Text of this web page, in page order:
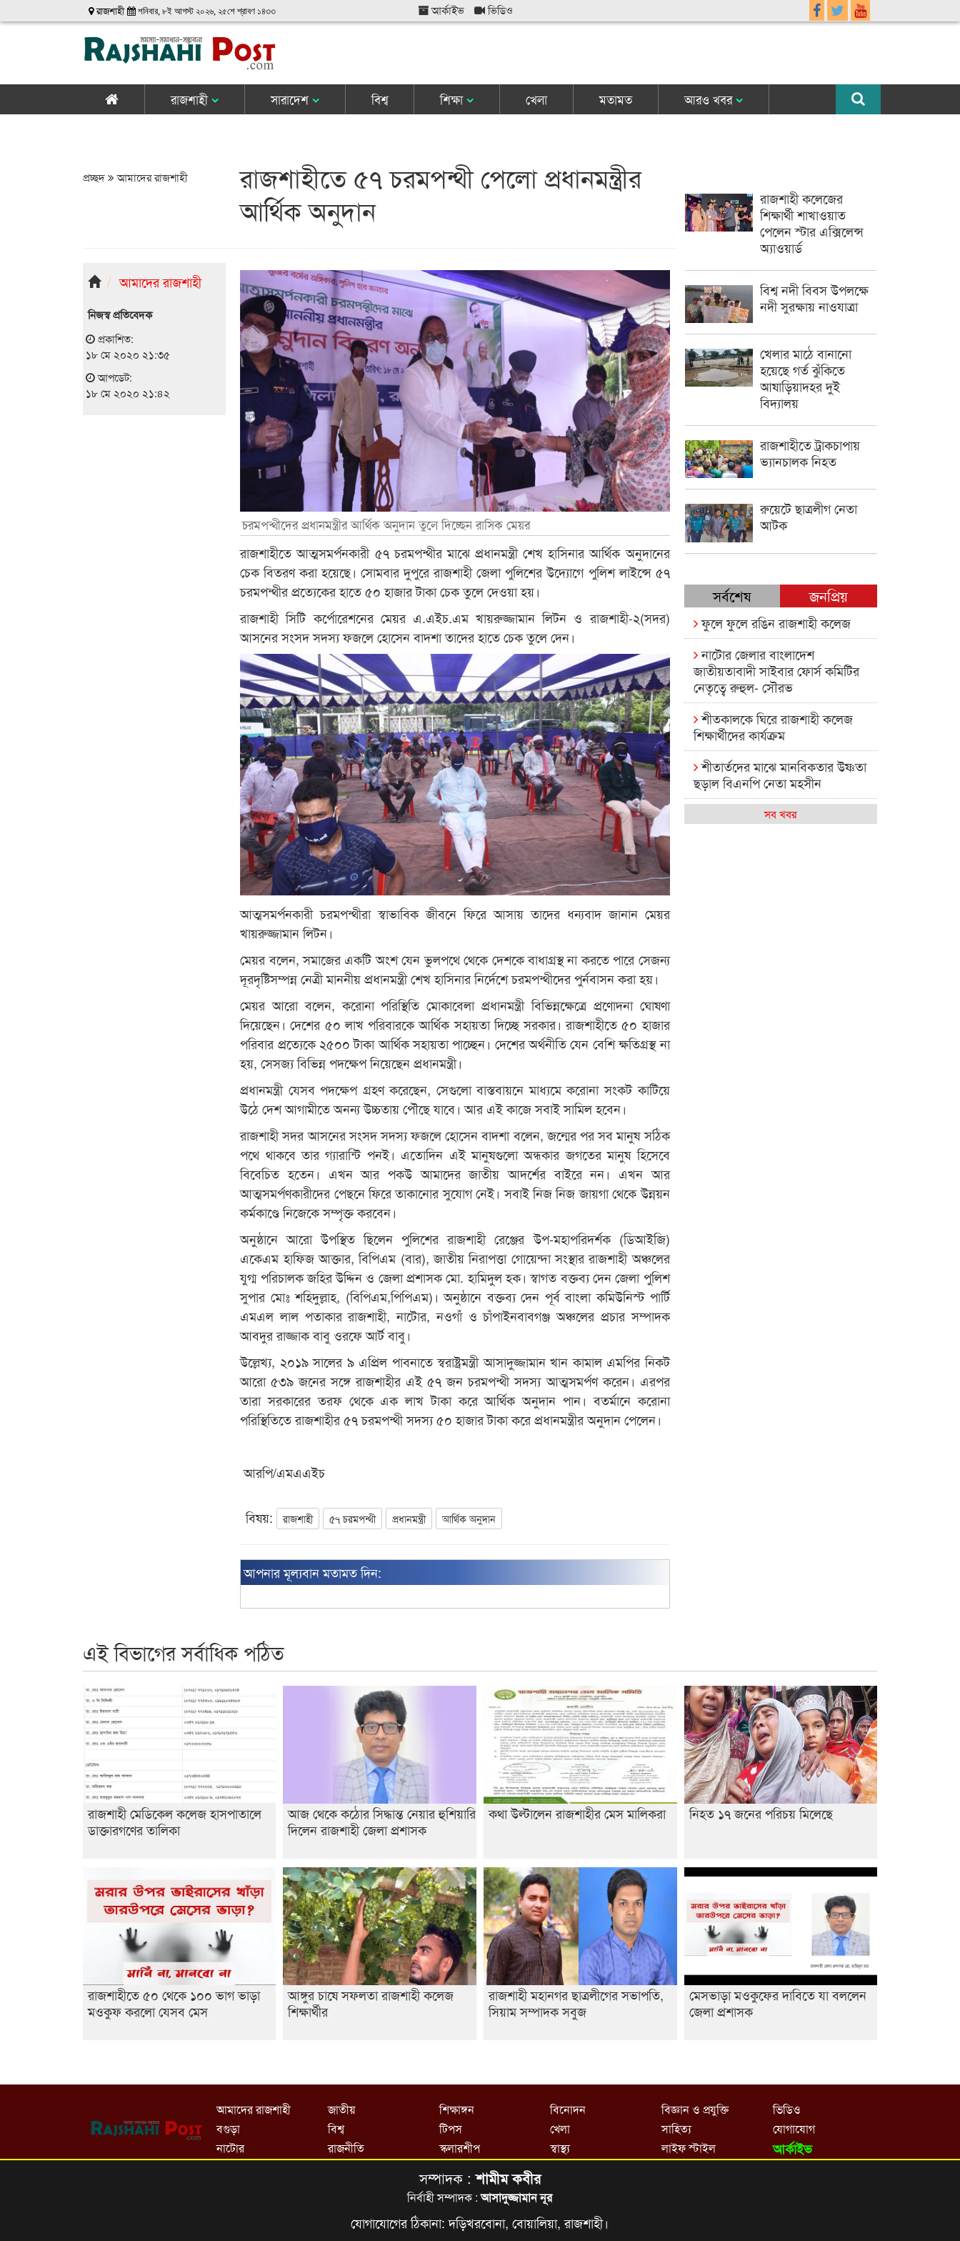
রাজশাহী শনিবার, ৮ই আগস্ট ২০২৬, ২৫শে শ্রাবণ ১৪৩৩ আর্কাইভ ভিডিও
রাজশাহী সারাদেশ বিশ্ব শিক্ষা খেলা মতামত আরও খবর
প্রচ্ছদ আমাদের রাজশাহী
রাজশাহীতে ৫৭ চরমপন্থী পেলো প্রধানমন্ত্রীর
আর্থিক অনুদান
আমাদের রাজশাহী
নিজস্ব প্রতিবেদক
প্রকাশিত:
১৮ মে ২০২০ ২১:৩৫
আপডেট:
১৮ মে ২০২০ ২১:৪২
চরমপন্থীদের প্রধানমন্ত্রীর আর্থিক অনুদান তুলে দিচ্ছেন রাসিক মেয়র
রাজশাহীতে আত্মসমর্পনকারী ৫৭ চরমপন্থীর মাঝে প্রধানমন্ত্রী শেখ হাসিনার আর্থিক অনুদানের
চেক বিতরণ করা হয়েছে। সোমবার দুপুরে রাজশাহী জেলা পুলিশের উদ্যোগে পুলিশ লাইন্সে ৫৭
চরমপন্থীর প্রত্যেকের হাতে ৫০ হাজার টাকা চেক তুলে দেওয়া হয়।
রাজশাহী সিটি কর্পোরেশনের মেয়র এ.এইচ.এম খায়রুজ্জামান লিটন ও রাজশাহী-২(সদর)
আসনের সংসদ সদস্য ফজলে হোসেন বাদশা তাদের হাতে চেক তুলে দেন।
আত্মসমর্পনকারী চরমপন্থীরা স্বাভাবিক জীবনে ফিরে আসায় তাদের ধন্যবাদ জানান মেয়র
খায়রুজ্জামান লিটন।
মেয়র বলেন, সমাজের একটি অংশ যেন ভুলপথে থেকে দেশকে বাধাগ্রস্থ না করতে পারে সেজন্য
দূরদৃষ্টিসম্পন্ন নেত্রী মাননীয় প্রধানমন্ত্রী শেখ হাসিনার নির্দেশে চরমপন্থীদের পুর্নবাসন করা হয়।
মেয়র আরো বলেন, করোনা পরিস্থিতি মোকাবেলা প্রধানমন্ত্রী বিভিন্নক্ষেত্রে প্রণোদনা ঘোষণা
দিয়েছেন। দেশের ৫০ লাখ পরিবারকে আর্থিক সহায়তা দিচ্ছে সরকার। রাজশাহীতে ৫০ হাজার
পরিবার প্রত্যেকে ২৫০০ টাকা আর্থিক সহায়তা পাচ্ছেন। দেশের অর্থনীতি যেন বেশি ক্ষতিগ্রস্থ না
হয়, সেসজ্য বিভিন্ন পদক্ষেপ নিয়েছেন প্রধানমন্ত্রী।
প্রধানমন্ত্রী যেসব পদক্ষেপ গ্রহণ করেছেন, সেগুলো বাস্তবায়নে মাধ্যমে করোনা সংকট কাটিয়ে
উঠে দেশ আগামীতে অনন্য উচ্চতায় পৌছে যাবে। আর এই কাজে সবাই সামিল হবেন।
রাজশাহী সদর আসনের সংসদ সদস্য ফজলে হোসেন বাদশা বলেন, জন্মের পর সব মানুষ সঠিক
পথে থাকবে তার গ্যারান্টি পনই। এতোদিন এই মানুষগুলো অন্ধকার জগতের মানুষ হিসেবে
বিবেচিত হতেন। এখন আর পকউ আমাদের জাতীয় আদর্শের বাইরে নন। এখন আর
আত্মসমর্পণকারীদের পেছনে ফিরে তাকানোর সুযোগ নেই। সবাই নিজ নিজ জায়গা থেকে উন্নয়ন
কর্মকাণ্ডে নিজেকে সম্পৃক্ত করবেন।
অনুষ্ঠানে আরো উপস্থিত ছিলেন পুলিশের রাজশাহী রেঞ্জের উপ-মহাপরিদর্শক (ডিআইজি)
একেএম হাফিজ আক্তার, বিপিএম (বার), জাতীয় নিরাপত্তা গোয়েন্দা সংস্থার রাজশাহী অঞ্চলের
যুগ্ম পরিচালক জহির উদ্দিন ও জেলা প্রশাসক মো. হামিদুল হক। স্বাগত বক্তব্য দেন জেলা পুলিশ
সুপার মোঃ শহিদুল্লাহ, (বিপিএম,পিপিএম)। অনুষ্ঠানে বক্তব্য দেন পূর্ব বাংলা কমিউনিস্ট পার্টি
এমএল লাল পতাকার রাজশাহী, নাটোর, নওগাঁ ও চাঁপাইনবাবগঞ্জ অঞ্চলের প্রচার সম্পাদক
আবদুর রাজ্জাক বাবু ওরফে আর্ট বাবু।
উল্লেখ্য, ২০১৯ সালের ৯ এপ্রিল পাবনাতে স্বরাষ্ট্রমন্ত্রী আসাদুজ্জামান খান কামাল এমপির নিকট
আরো ৫৩৯ জনের সঙ্গে রাজশাহীর এই ৫৭ জন চরমপন্থী সদস্য আত্মসমর্পণ করেন। এরপর
তারা সরকারের তরফ থেকে এক লাখ টাকা করে আর্থিক অনুদান পান। বতর্মানে করোনা
পরিস্থিতিতে রাজশাহীর ৫৭ চরমপন্থী সদস্য ৫০ হাজার টাকা করে প্রধানমন্ত্রীর অনুদান পেলেন।
আরপি/এমএএইচ
বিষয়: রাজশাহী ৫৭ চরমপন্থী প্রধানমন্ত্রী আর্থিক অনুদান
আপনার মূল্যবান মতামত দিন:
রাজশাহী কলেজের
শিক্ষার্থী শাখাওয়াত
পেলেন স্টার এক্সিলেন্স
অ্যাওয়ার্ড
বিশ্ব নদী বিবস উপলক্ষে
নদী সুরক্ষায় নাওযাত্রা
খেলার মাঠে বানানো
হয়েছে গর্ত ঝুঁকিতে
আষাড়িয়াদহর দুই
বিদ্যালয়
রাজশাহীতে ট্রাকচাপায়
ভ্যানচালক নিহত
রুয়েটে ছাত্রলীগ নেতা
আটক
সর্বশেষ জনপ্রিয়
ফুলে ফুলে রঙিন রাজশাহী কলেজ
নাটোর জেলার বাংলাদেশ
জাতীয়তাবাদী সাইবার ফোর্স কমিটির
নেতৃত্বে রুহুল- সৌরভ
শীতকালকে ঘিরে রাজশাহী কলেজ
শিক্ষার্থীদের কার্যক্রম
শীতার্তদের মাঝে মানবিকতার উষ্ণতা
ছড়াল বিএনপি নেতা মহসীন
রাজশাহী কলেজের মিষ্টি বিকেল
সব খবর
এই বিভাগের সর্বাধিক পঠিত
রাজশাহী মেডিকেল কলেজ হাসপাতালে
ডাক্তারগণের তালিকা
আজ থেকে কঠোর সিদ্ধান্ত নেয়ার হুশিয়ারি
দিলেন রাজশাহী জেলা প্রশাসক
কথা উল্টালেন রাজশাহীর মেস মালিকরা নিহত ১৭ জনের পরিচয় মিলেছে
রাজশাহীতে ৫০ থেকে ১০০ ভাগ ভাড়া
মওকুফ করলো যেসব মেস
আঙ্গুর চাষে সফলতা রাজশাহী কলেজ
শিক্ষার্থীর
রাজশাহী মহানগর ছাত্রলীগের সভাপতি,
সিয়াম সম্পাদক সবুজ
মেসভাড়া মওকুফের দাবিতে যা বললেন
জেলা প্রশাসক
আমাদের রাজশাহী
বগুড়া
নাটোর
জাতীয়
বিশ্ব
রাজনীতি
শিক্ষাঙ্গন
টিপস
স্কলারশীপ
বিনোদন
খেলা
স্বাস্থ্য
বিজ্ঞান ও প্রযুক্তি
সাহিত্য
লাইফ স্টাইল
ভিডিও
যোগাযোগ
আর্কাইভ
সম্পাদক : শামীম কবীর
নির্বাহী সম্পাদক :আসাদুজ্জামান নূর
যোগাযোগের ঠিকানা: দড়িখরবোনা, বোয়ালিয়া, রাজশাহী।